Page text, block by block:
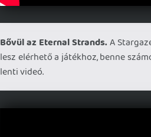
Bővül az Eternal Strands.A
lesz elérhető a játékhoz, benne
lenti videó.